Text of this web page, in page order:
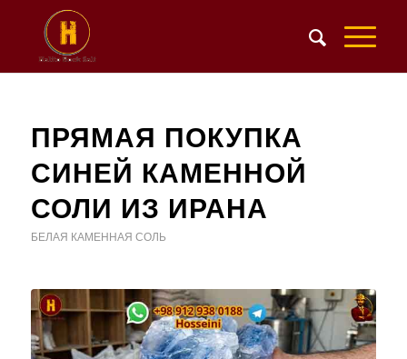
ПРЯМАЯ ПОКУПКА
СИНЕЙ КАМЕННОЙ
СОЛИ ИЗ ИРАНА
БЕЛАЯ КАМЕННАЯ СОЛЬ